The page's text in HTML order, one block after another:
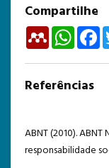
Compartilhe
Mendeley
Referências
ABNT (2010).
responsabilidade